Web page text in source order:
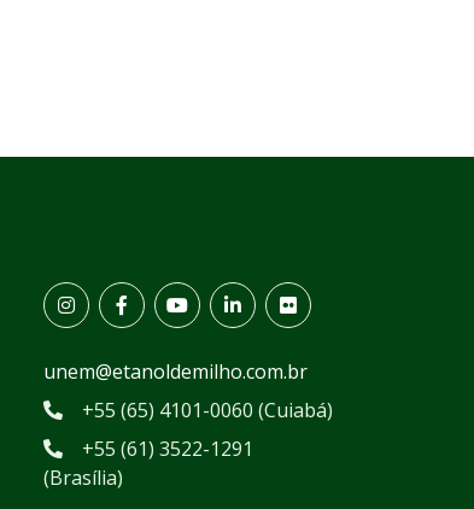
unem@etanoldemilho.com.br
+55 (65) 4101-0060 (Cuiabá)
+55 (61) 3522-1291
(Brasília)